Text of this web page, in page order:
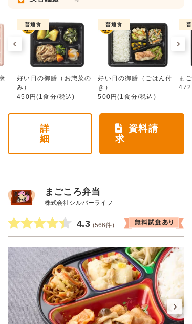
普通食
好い日の御膳（お惣菜の
み）
450円(1食分/税込)
普通食
好い日の御膳（ごはん付
き）
500円(1食分/税込)
ま
詳
細
資料請
求
まごころ弁当
株式会社シルバーライフ
4.3 (566件)